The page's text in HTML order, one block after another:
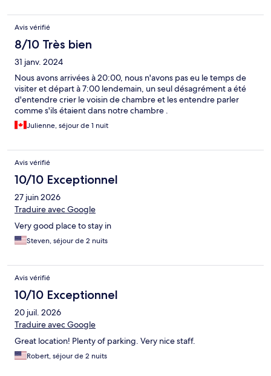
Avis vérifié
8/10 Très bien
31 janv. 2024
Nous avons arrivées à 20:00, nous n'avons pas eu le temps de
visiter et départ à 7:00 lendemain, un seul désagrément a été
d'entendre crier le voisin de chambre et les entendre parler
comme s'ils étaient dans notre chambre .
Julienne, séjour de 1 nuit
Avis vérifié
10/10 Exceptionnel
27 juin 2026
Traduire avec Google
Very good place to stay in
Steven, séjour de 2 nuits
Avis vérifié
10/10 Exceptionnel
20 juil. 2026
Traduire avec Google
Great location! Plenty of parking. Very nice staff.
Robert, séjour de 2 nuits